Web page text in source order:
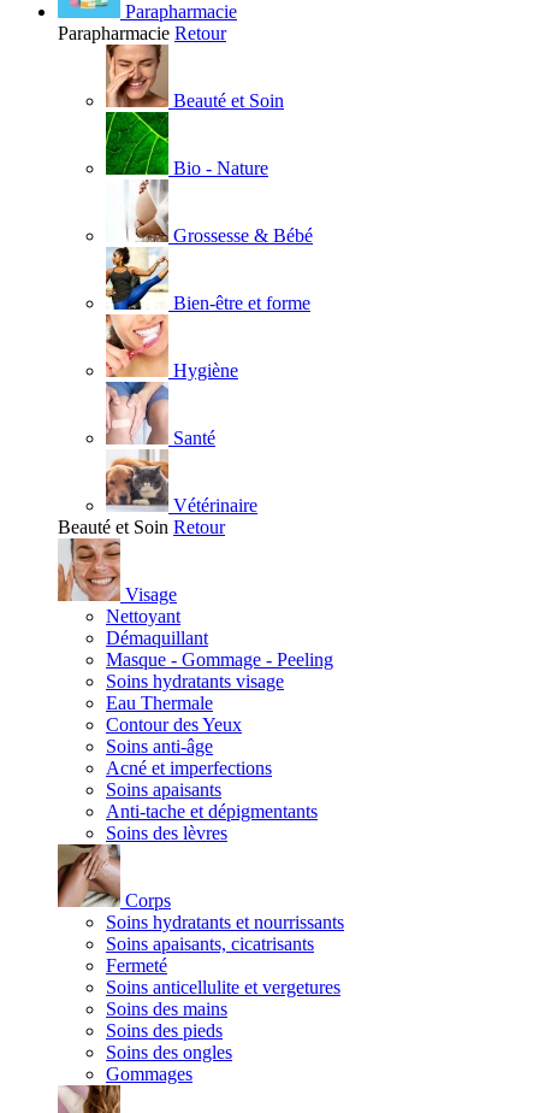
Parapharmacie
Parapharmacie Retour
Beauté et Soin
Bio - Nature
Grossesse & Bébé
Bien-être et forme
Hygiène
Santé
Vétérinaire
Beauté et Soin Retour
Visage
Nettoyant
Démaquillant
Masque - Gommage - Peeling
Soins hydratants visage
Eau Thermale
Contour des Yeux
Soins anti-âge
Acné et imperfections
Soins apaisants
Anti-tache et dépigmentants
Soins des lèvres
Corps
Soins hydratants et nourrissants
Soins apaisants, cicatrisants
Fermeté
Soins anticellulite et vergetures
Soins des mains
Soins des pieds
Soins des ongles
Gommages